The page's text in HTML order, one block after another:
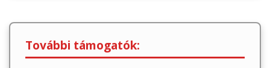
További támogatók: